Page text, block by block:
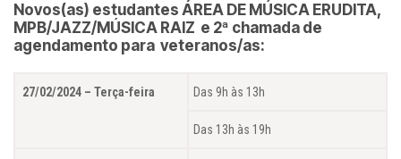
Novos(as) estudantes ÁREA DE MÚSICA ERUDITA,
MPB/JAZZ/MÚSICA RAIZ e 2ª chamada de
agendamento para veteranos/as:
27/02/2024 – Terça-feira Das 9h às 13h
Das 13h às 19h